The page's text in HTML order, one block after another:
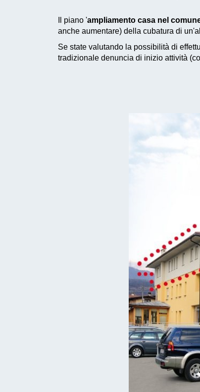
Il piano 'ampliamento casa nel
anche aumentare) della cubatura di
Se state valutando la possibilità di
tradizionale denuncia di inizio attività